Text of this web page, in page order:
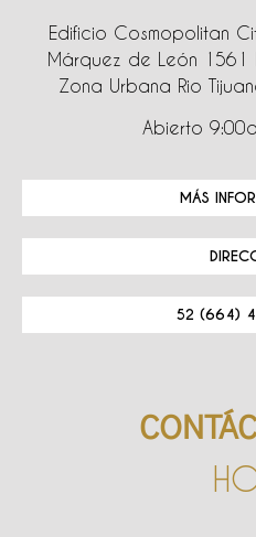
Edificio Cosmopolitan
Márquez de León 1561
Zona Urbana Rio
Abierto
MÁS
52 (664)